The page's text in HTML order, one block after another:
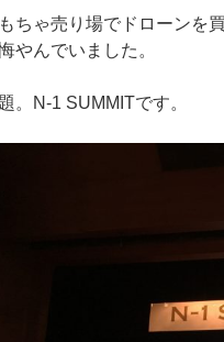
ちゃ売り場でドローンを
やんでいました。
。N-1 SUMMITです。